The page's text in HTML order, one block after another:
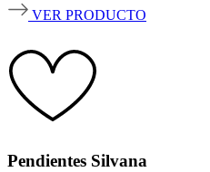
VER PRODUCTO
Pendientes Silvana